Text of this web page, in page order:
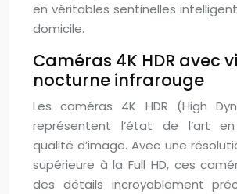
en véritables sentinelles
domicile.
Caméras 4K HDR avec
nocturne infrarouge
Les caméras 4K HDR (High
représentent l’état de l’art
qualité d’image. Avec une
supérieure à la Full HD, ces
des détails incroyablement